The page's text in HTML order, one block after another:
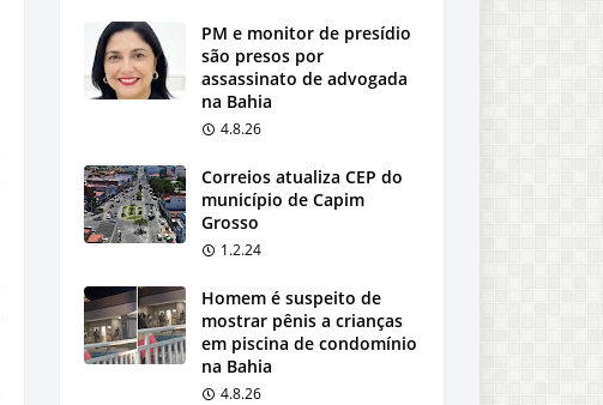
PM e monitor de presídio
são presos por
assassinato de advogada
na Bahia
4.8.26
Correios atualiza CEP do
município de Capim
Grosso
1.2.24
Homem é suspeito de
mostrar pênis a crianças
em piscina de condomínio
na Bahia
4.8.26